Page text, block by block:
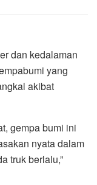
dan kedalaman
yang
akibat
gempa bumi ini
nyata dalam
truk berlalu,”